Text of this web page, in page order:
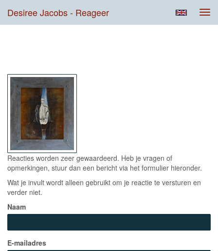
Desiree Jacobs - Reageer
Reacties worden zeer gewaardeerd. Heb je vragen of
opmerkingen, stuur dan een bericht via het formulier hieronder.
Wat je invult wordt alleen gebruikt om je reactie te versturen en
verder niet.
Naam
E-mailadres